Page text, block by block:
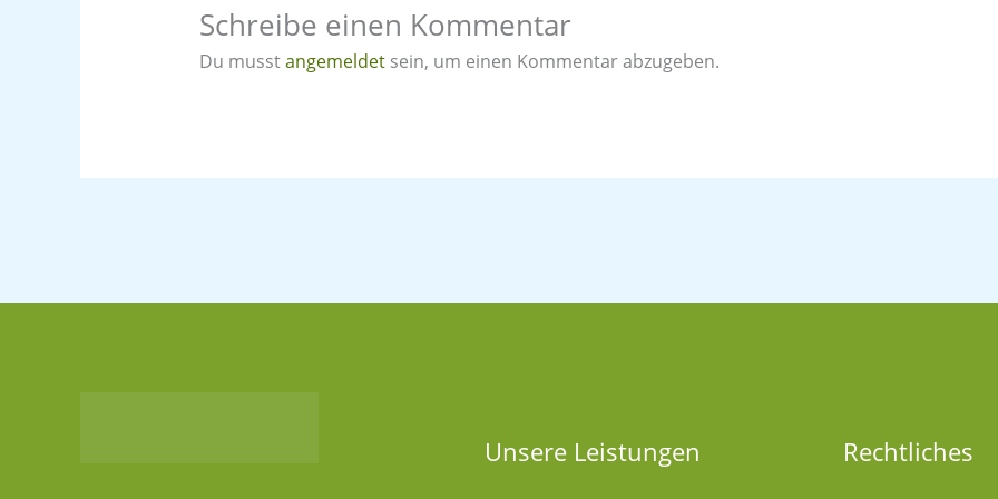
Schreibe einen Kommentar
Du musstangemeldetsein, um einen Kommentar abzugeben.
Unsere Leistungen Rechtliches